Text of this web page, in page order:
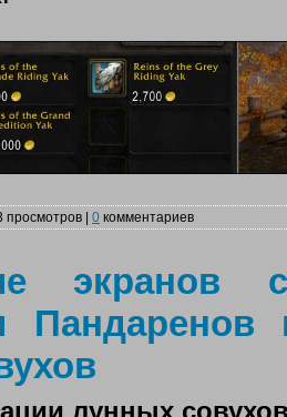
| 0 комментариев
экранов
Пандаренов